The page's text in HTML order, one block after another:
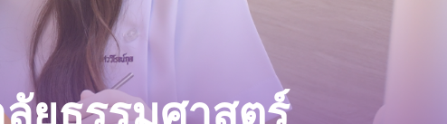
ยธรรมศาสตร์